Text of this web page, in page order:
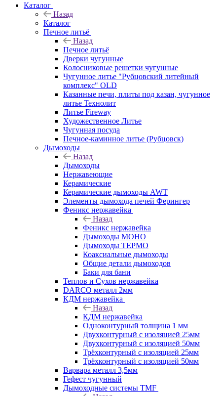
Каталог
Назад
Каталог
Печное литьё
Назад
Печное литьё
Дверки чугунные
Колосниковые решетки чугунные
Чугунное литье "Рубцовский литейный
комплекс" OLD
Казанные печи, плиты под казан, чугунное
литье Технолит
Литье Fireway
Художественное Литье
Чугунная посуда
Печное-каминное литье (Рубцовск)
Дымоходы
Назад
Дымоходы
Нержавеющие
Керамические
Керамические дымоходы AWT
Элементы дымохода печей Ферингер
Феникс нержавейка
Назад
Феникс нержавейка
Дымоходы МОНО
Дымоходы ТЕРМО
Коаксиальные дымоходы
Общие детали дымоходов
Баки для бани
Теплов и Сухов нержавейка
DARCO металл 2мм
КДМ нержавейка
Назад
КДМ нержавейка
Одноконтурный толщина 1 мм
Двухконтурный с изоляцией 25мм
Двухконтурный с изоляцией 50мм
Трёхконтурный с изоляцией 25мм
Трёхконтурный с изоляцией 50мм
Варвара металл 3,5мм
Гефест чугунный
Дымоходные системы TMF